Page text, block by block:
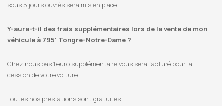
sous 5 jours ouvrés sera mis en place.
Y-aura-t-il des frais supplémentaires lors de la vente de mon
véhicule à 7951 Tongre-Notre-Dame ?
Chez nous pas 1 euro supplémentaire vous sera facturé pour la
cession de votre voiture.
Toutes nos prestations sont gratuites.